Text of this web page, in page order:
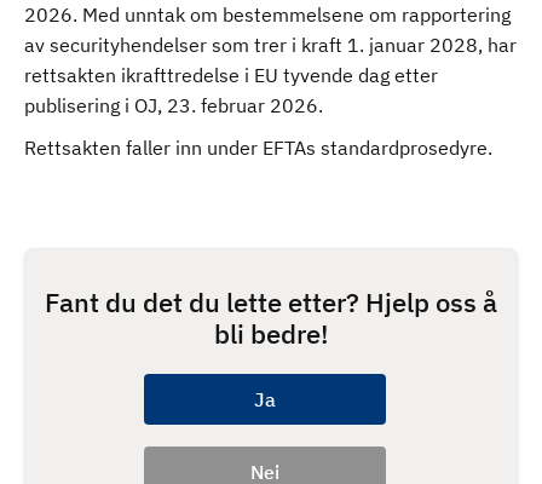
2026. Med unntak om bestemmelsene om rapportering
av securityhendelser som trer i kraft 1. januar 2028, har
rettsakten ikrafttredelse i EU tyvende dag etter
publisering i OJ, 23. februar 2026.
Rettsakten faller inn under EFTAs standardprosedyre.
Fant du det du lette etter? Hjelp oss å
bli bedre!